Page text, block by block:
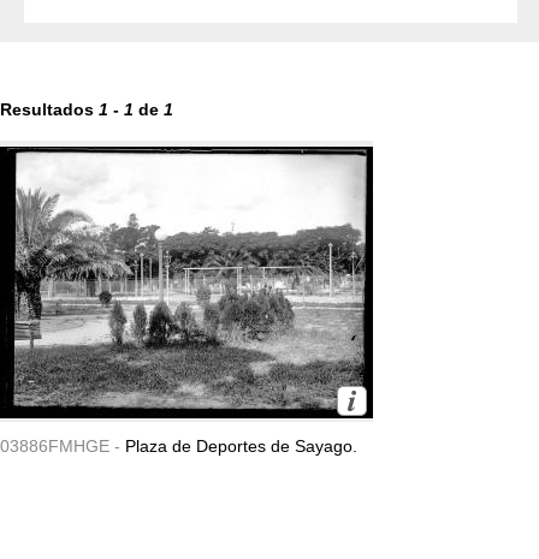
Resultados 1 - 1 de 1
03886FMHGE - Plaza de Deportes de Sayago.